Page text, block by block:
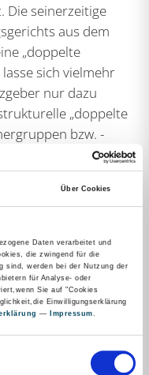
Über Cookies
Daten verarbeitet und
die zwingend für die
sind, werden bei der Nutzung der
für Analyse- oder
Sie auf "Cookies
Einwilligungserklärung
— Impressum.
Die seinerzeitige
aus dem
„doppelte
sich vielmehr
nur dazu
„doppelte
bzw. -
eine solche in